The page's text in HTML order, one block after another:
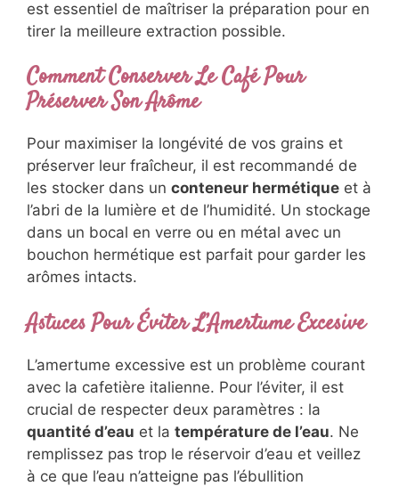
est essentiel de maîtriser la préparation pour en
tirer la meilleure extraction possible.
Comment Conserver Le Café Pour
Préserver Son Arôme
Pour maximiser la longévité de vos grains et
préserver leur fraîcheur, il est recommandé de
les stocker dans un conteneur hermétique et à
l’abri de la lumière et de l’humidité. Un stockage
dans un bocal en verre ou en métal avec un
bouchon hermétique est parfait pour garder les
arômes intacts.
Astuces Pour Éviter L’Amertume Excesive
L’amertume excessive est un problème courant
avec la cafetière italienne. Pour l’éviter, il est
crucial de respecter deux paramètres : la
quantité d’eau et la température de l’eau. Ne
remplissez pas trop le réservoir d’eau et veillez
à ce que l’eau n’atteigne pas l’ébullition